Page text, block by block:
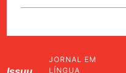
JORNAL EM
LÍNGUA